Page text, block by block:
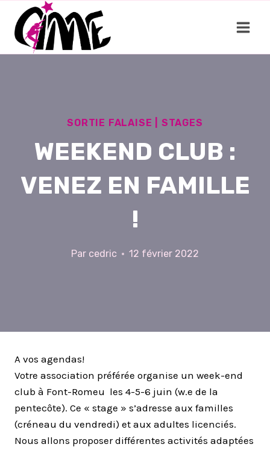
contenu
SORTIE FALAISE STAGES
WEEKEND CLUB :
VENEZ EN FAMILLE
!
Par cedric 12 février 2022
A vos agendas!
Votre association préférée organise un week-end
club à Font-Romeu les 4-5-6 juin (w.e de la
pentecôte). Ce « stage » s’adresse aux familles
(créneau du vendredi) et aux adultes licenciés.
Nous allons proposer différentes activités adaptées